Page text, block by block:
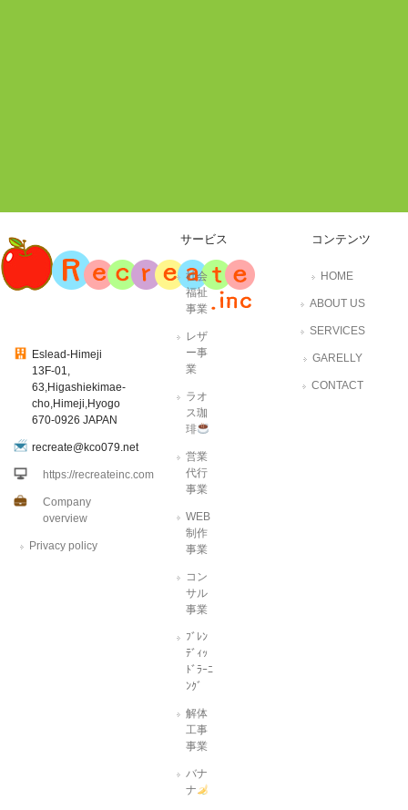
Eslead-Himeji
13F-01,
63,Higashiekimae-
cho,Himeji,Hyogo
670-0926 JAPAN
recreate@kco079.net
https://recreateinc.com
Company
overview
Privacy policy
サービス
社会
福祉
事業
レザ
ー事
業
ラオ
ス珈
琲
営業
代行
事業
WEB
制作
事業
コン
サル
事業
ﾌﾞﾚﾝ
ﾃﾞｨｯ
ﾄﾞﾗｰﾆ
ﾝｸﾞ
解体
工事
事業
バナ
ナ
コンテンツ
HOME
ABOUT US
SERVICES
GARELLY
CONTACT